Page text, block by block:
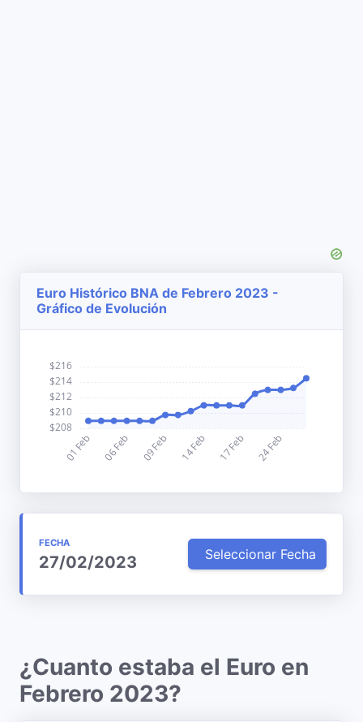
Euro Histórico BNA de Febrero 2023 -
Gráfico de Evolución
FECHA
27/02/2023 Seleccionar Fecha
¿Cuanto estaba el Euro en
Febrero 2023?